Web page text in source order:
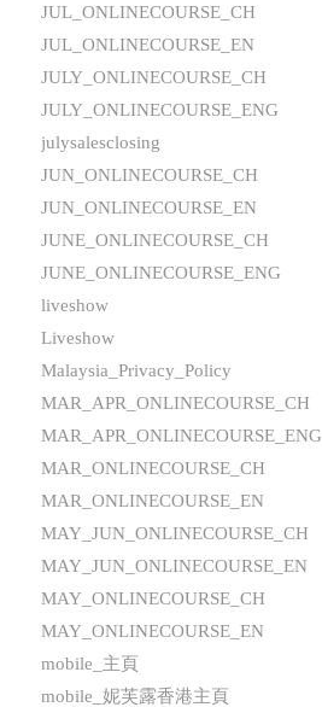
JUL_ONLINECOURSE_CH
JUL_ONLINECOURSE_EN
JULY_ONLINECOURSE_CH
JULY_ONLINECOURSE_ENG
julysalesclosing
JUN_ONLINECOURSE_CH
JUN_ONLINECOURSE_EN
JUNE_ONLINECOURSE_CH
JUNE_ONLINECOURSE_ENG
liveshow
Liveshow
Malaysia_Privacy_Policy
MAR_APR_ONLINECOURSE_CH
MAR_APR_ONLINECOURSE_ENG
MAR_ONLINECOURSE_CH
MAR_ONLINECOURSE_EN
MAY_JUN_ONLINECOURSE_CH
MAY_JUN_ONLINECOURSE_EN
MAY_ONLINECOURSE_CH
MAY_ONLINECOURSE_EN
mobile_主頁
mobile_妮芙露香港主頁